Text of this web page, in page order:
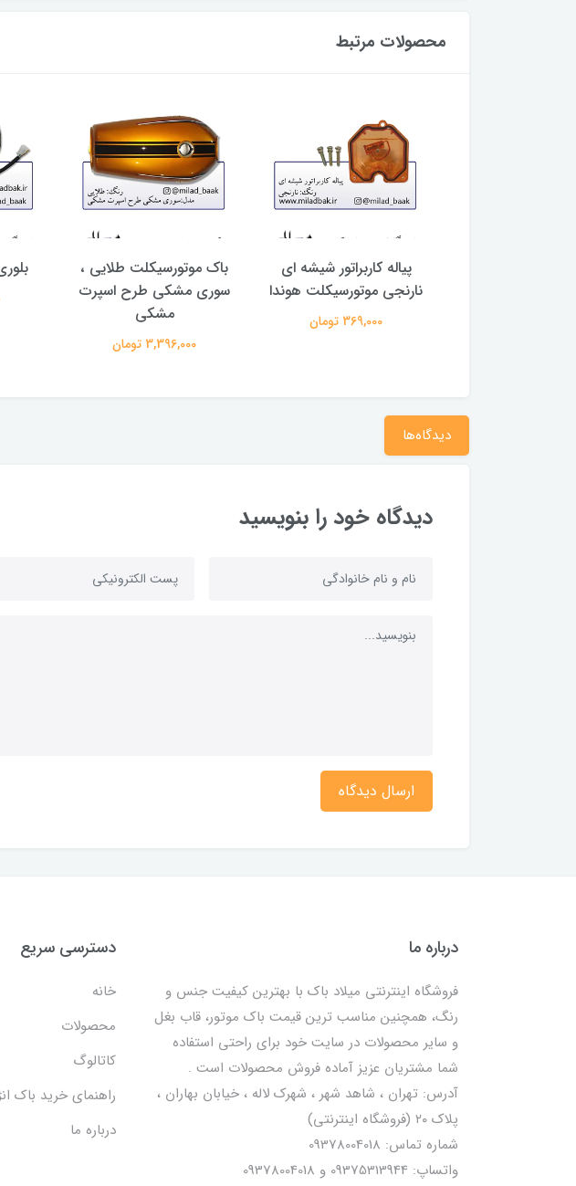
محصولات مرتبط
پیاله کاربراتور شیشه ای
نارنجی موتورسیکلت هوندا
369,000 تومان
باک موتورسیکلت طلایی ،
سوری مشکی طرح اسپرت
مشکی
3,396,000 تومان
بلوری
دیدگاه‌ها
دیدگاه خود را بنویسید
ارسال دیدگاه
درباره ما
فروشگاه اینترنتی میلاد باک با بهترین کیفیت جنس و
رنگ، همچنین مناسب ترین قیمت باک موتور، قاب بغل
و سایر محصولات در سایت خود برای راحتی استفاده
شما مشتریان عزیز آماده فروش محصولات است .
آدرس: تهران ، شاهد شهر ، شهرک لاله ، خیابان بهاران ،
پلاک ۲۰ (فروشگاه اینترنتی)
شماره تماس: 09378004018
واتساپ: 09375313944 و 09378004018
دسترسی سریع
خانه
محصولات
کاتالوگ
راهنمای خرید باک
درباره ما